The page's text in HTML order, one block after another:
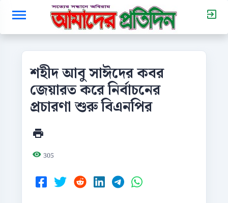
শহীদ আবু সাঈদের কবর
জেয়ারত করে নির্বাচনের
প্রচারণা শুরু বিএনপির
305